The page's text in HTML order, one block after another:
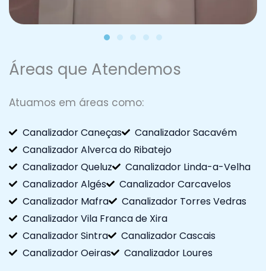
Áreas que Atendemos
Atuamos em áreas como:
Canalizador Caneças
Canalizador Sacavém
Canalizador Alverca do Ribatejo
Canalizador Queluz
Canalizador Linda-a-Velha
Canalizador Algés
Canalizador Carcavelos
Canalizador Mafra
Canalizador Torres Vedras
Canalizador Vila Franca de Xira
Canalizador Sintra
Canalizador Cascais
Canalizador Oeiras
Canalizador Loures